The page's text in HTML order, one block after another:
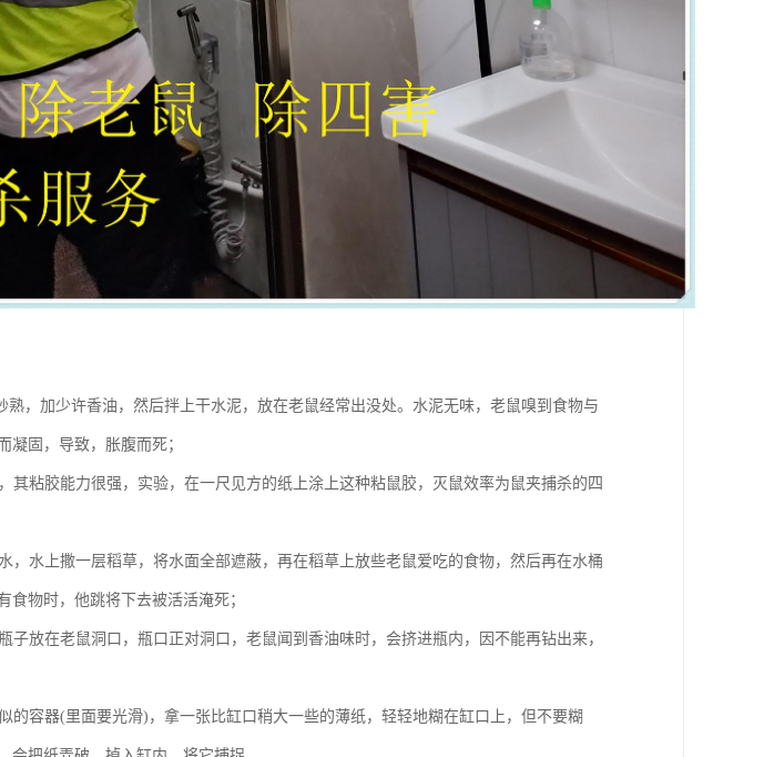
，加少许香油，然后拌上干水泥，放在老鼠经常出没处。水泥无味，老鼠嗅到食物与
凝固，导致，胀腹而死；
其粘胶能力很强，实验，在一尺见方的纸上涂上这种粘鼠胶，灭鼠效率为鼠夹捕杀的四
，水上撒一层稻草，将水面全部遮蔽，再在稻草上放些老鼠爱吃的食物，然后再在水桶
物时，他跳将下去被活活淹死；
子放在老鼠洞口，瓶口正对洞口，老鼠闻到香油味时，会挤进瓶内，因不能再钻出来，
的容器(里面要光滑)，拿一张比缸口稍大一些的薄纸，轻轻地糊在缸口上，但不要糊